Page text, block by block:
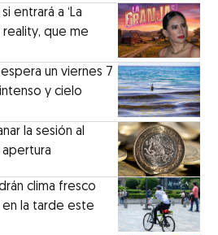
entrará a ‘La
reality, que me
un viernes 7
y cielo
la sesión al
apertura
clima fresco
en la tarde este